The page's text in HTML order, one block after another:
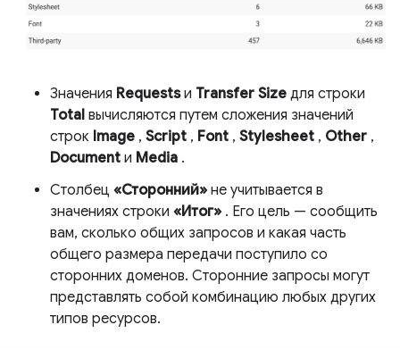
Значения Requestsи Transfer Size для строки
Total вычисляются путем сложения значений
строк Image , Script , Font , Stylesheet , Other ,
Document и Media .
Столбец «Сторонний» не учитывается в
значениях строки «Итог» . Его цель — сообщить
вам, сколько общих запросов и какая часть
общего размера передачи поступило со
сторонних доменов. Сторонние запросы могут
представлять собой комбинацию любых других
типов ресурсов.